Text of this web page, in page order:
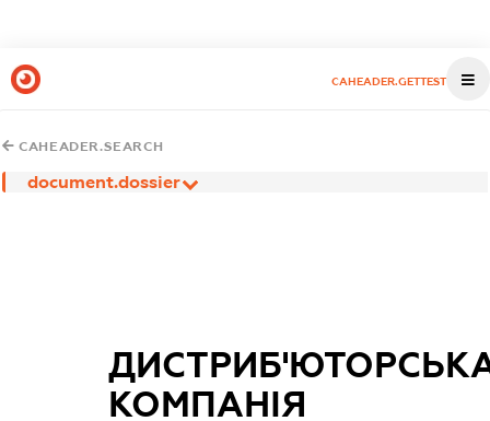
CAHEADER.GETTEST
CAHEADER.SEARCH
document.dossier
КОМПАНІЯ